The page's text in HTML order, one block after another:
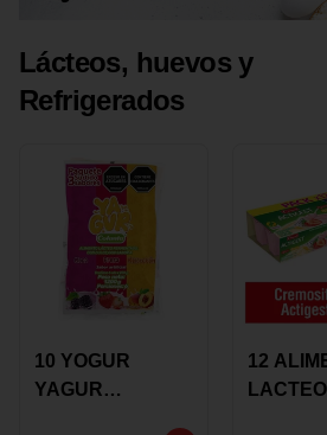
Lácteos, huevos y
Refrigerados
10 YOGUR
YAGUR
12
LACTEO